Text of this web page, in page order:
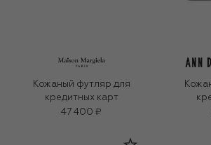
Кожаный футляр для
кредитных карт
47 400 ₽